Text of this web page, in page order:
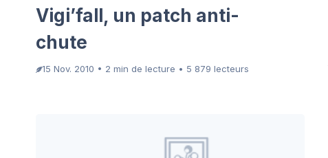
Vigi’fall, un patch anti-
chute
15 Nov. 2010 • 2 min de lecture • 5 879 lecteurs